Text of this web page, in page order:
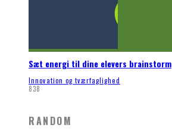
Sæt energi til dine elevers brainstorm
Innovation og tværfaglighed
838
RANDOM